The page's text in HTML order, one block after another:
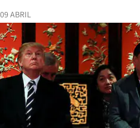
09 ABRIL